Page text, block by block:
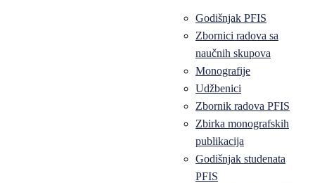
Godišnjak PFIS
Zbornici radova sa
naučnih skupova
Monografije
Udžbenici
Zbornik radova PFIS
Zbirka monografskih
publikacija
Godišnjak studenata
PFIS